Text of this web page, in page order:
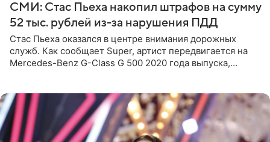
СМИ: Стас Пьеха накопил штрафов на сумму
52 тыс. рублей из-за нарушения ПДД
Стас Пьеха оказался в центре внимания дорожных
служб. Как сообщает Super, артист передвигается на
Mercedes-Benz G-Class G 500 2020 года выпуска,